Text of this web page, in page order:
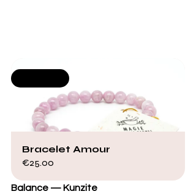
Bracelet Amour
€25.00
Balance — Kunzite